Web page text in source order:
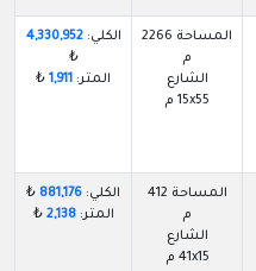
المساحة 2266
م
الشارع
15x55 م
الكلي:4,330,952
₺
المتر: 1,911
₺
المساحة 412
م
الشارع
41x15 م
الكلي: 881,176
₺
المتر:2,138
₺